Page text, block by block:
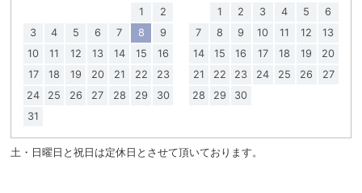
1
2
3
4 5 6 7 8
9
10
11 12 13 14 15
16
17
18 19 20 21 22
23
24
25 26 27 28 29
30
31
1
2 3 4 5
6
7
8 9 10 11 12
13
14
15 16 17 18 19
20
21
22 23 24 25 26
27
28
29 30
土・日曜日と祝日は定休日とさせて頂いております。